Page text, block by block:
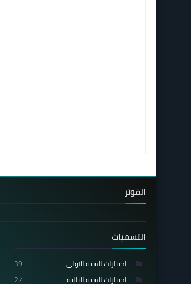
الفوتر
التسميات
_اختبارات السنة الاولى
39
_اختبارات السنة الثالثة
27